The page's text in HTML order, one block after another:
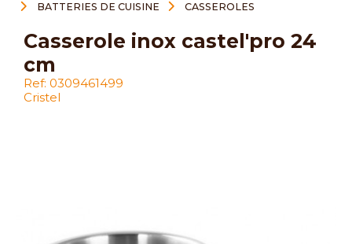
BATTERIES DE CUISINE
CASSEROLES
casserole inox castel'pro 24
cm
Ref: 0309461499
Cristel